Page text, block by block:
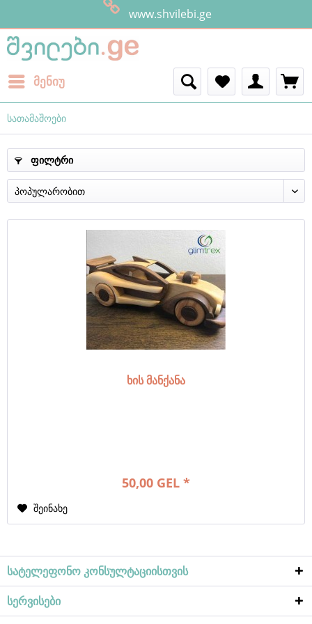
www.shvilebi.ge
მენიუ
სათამაშოები
ფილტრი
ხის მანქანა
50,00 GEL *
შეინახე
სატელეფონო კონსულტაციისთვის
სერვისები